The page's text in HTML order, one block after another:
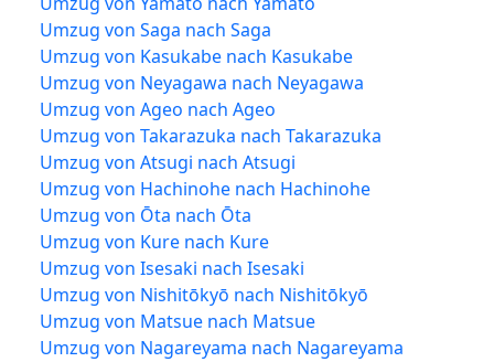
Umzug von Saga nach Saga
Umzug von Kasukabe nach Kasukabe
Umzug von Neyagawa nach Neyagawa
Umzug von Ageo nach Ageo
Umzug von Takarazuka nach Takarazuka
Umzug von Atsugi nach Atsugi
Umzug von Hachinohe nach Hachinohe
Umzug von Ōta nach Ōta
Umzug von Kure nach Kure
Umzug von Isesaki nach Isesaki
Umzug von Nishitōkyō nach Nishitōkyō
Umzug von Matsue nach Matsue
Umzug von Nagareyama nach Nagareyama